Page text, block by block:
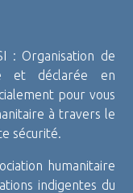
: Organisation de
et déclarée en
pour vous
à travers le
sécurité.
humanitaire
indigentes du